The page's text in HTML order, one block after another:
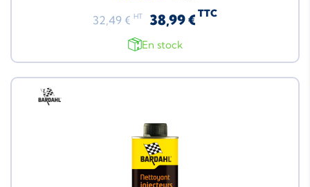
32,49 € HT 38,99 € TTC
En stock
Neuf